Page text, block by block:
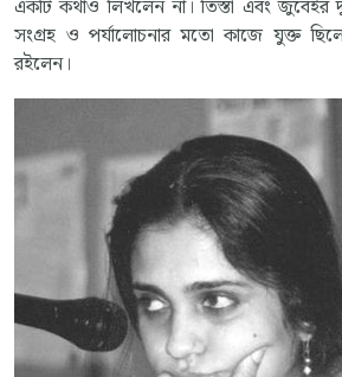
একটি কথাও লিখলেন না। তিস্তা এবং জুবেইর
সংগ্রহ ও পর্যালোচনার মতো কাজে যুক্ত
রইলেন।